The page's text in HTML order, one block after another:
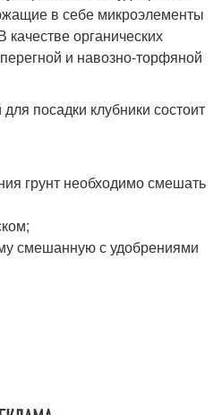
в себе микроэлементы
органических
и навозно-торфяной
посадки клубники состоит
грунт необходимо смешать
смешанную с удобрениями